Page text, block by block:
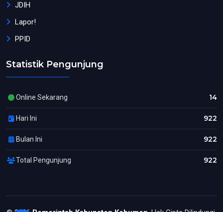
JDIH
Lapor!
PPID
Statistik Pengunjung
Online Sekarang 14
Hari Ini 922
Bulan Ini 922
Total Pengunjung 922